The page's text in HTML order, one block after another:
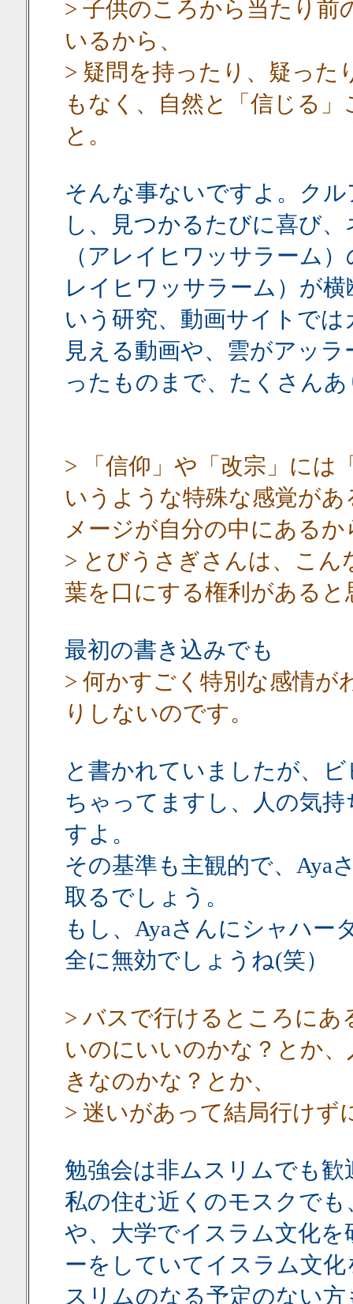
> 子供のころから当たり
いるから、
> 疑問を持ったり、疑った
もなく、自然と「信じる
と。
そんな事ないですよ。ク
し、見つかるたびに喜び
（アレイヒワッサラーム
レイヒワッサラーム）が
いう研究、動画サイトで
見える動画や、雲がアッ
ったものまで、たくさん
> 「信仰」や「改宗」には
いうような特殊な感覚が
メージが自分の中にあるか
> とびうさぎさんは、こ
葉を口にする権利がある
最初の書き込みでも
> 何かすごく特別な感情
りしないのです。
と書かれていましたが、
ちゃってますし、人の気
すよ。
その基準も主観的で、Aya
取るでしょう。
もし、Ayaさんにシャハー
全に無効でしょうね(笑）
> バスで行けるところに
いのにいいのかな？とか
きなのかな？とか、
> 迷いがあって結局行けず
勉強会は非ムスリムでも歓
私の住む近くのモスクで
や、大学でイスラム文化
ーをしていてイスラム文
スリムのなる予定のない